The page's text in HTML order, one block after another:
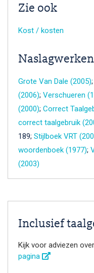
Zie ook
Kost / kosten
Naslagwerken
Grote Van Dale (2005);
(2006); Verschueren
(2000); Correct
correct taalgebruik
189; Stijlboek VRT
woordenboek (1977);
(2003)
Inclusief
Kijk voor adviezen
pagina